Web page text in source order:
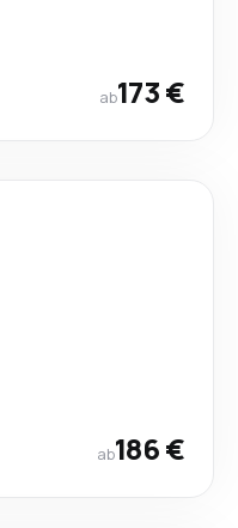
ab173 €
ab186 €